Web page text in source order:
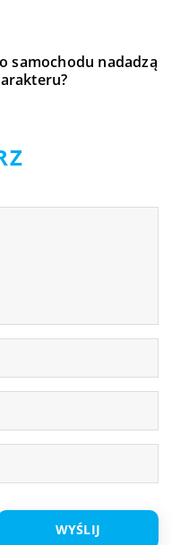
samochodu nadadzą